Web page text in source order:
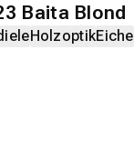
Baita Blond
HolzoptikEiche